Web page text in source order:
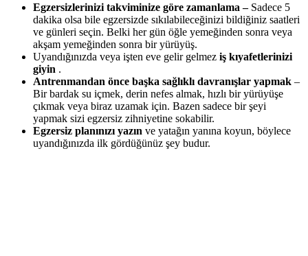
Egzersizlerinizi takviminize göre zamanlama –Sadece 5
dakika olsa bile egzersizde sıkılabileceğinizi bildiğiniz saatleri
ve günleri seçin. Belki her gün öğle yemeğinden sonra veya
akşam yemeğinden sonra bir yürüyüş.
Uyandığınızda veya işten eve gelir gelmez iş kıyafetlerinizi
giyin .
Antrenmandan önce başka sağlıklı davranışlar yapmak –
Bir bardak su içmek, derin nefes almak, hızlı bir yürüyüşe
çıkmak veya biraz uzamak için. Bazen sadece bir şeyi
yapmak sizi egzersiz zihniyetine sokabilir.
Egzersiz planınızı yazın ve yatağın yanına koyun, böylece
uyandığınızda ilk gördüğünüz şey budur.